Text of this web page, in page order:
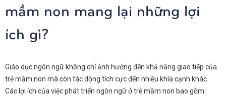
mầm non mang lại những lợi
ích gì?
Giáo dục ngôn ngữ không chỉ ảnh hưởng đến khả năng giao tiếp của
trẻ mầm non mà còn tác động tích cực đến nhiều khía cạnh khác.
Các lợi ích của việc phát triển ngôn ngữ ở trẻ mầm non bao gồm: